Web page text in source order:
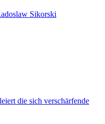
Sikorski
die sich verschärfende